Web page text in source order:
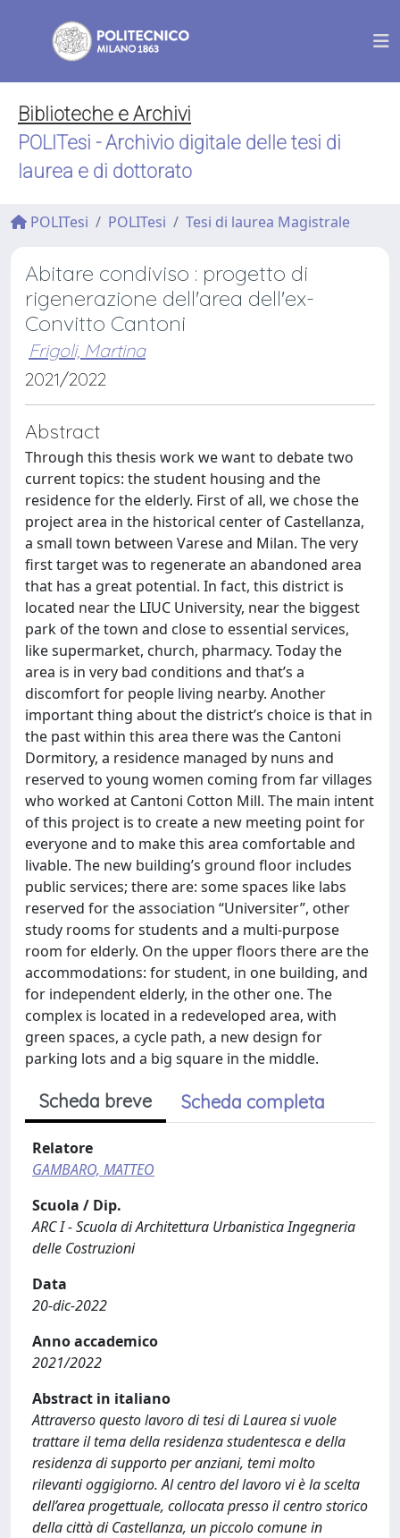
Biblioteche e Archivi
POLITesi - Archivio digitale delle tesi di
laurea e di dottorato
POLITesi POLITesi Tesi di laurea Magistrale
Abitare condiviso : progetto di
rigenerazione dell'area dell'ex-
Convitto Cantoni
Frigoli, Martina
2021/2022
Abstract
Through this thesis work we want to debate two
current topics: the student housing and the
residence for the elderly. First of all, we chose the
project area in the historical center of Castellanza,
a small town between Varese and Milan. The very
first target was to regenerate an abandoned area
that has a great potential. In fact, this district is
located near the LIUC University, near the biggest
park of the town and close to essential services,
like supermarket, church, pharmacy. Today the
area is in very bad conditions and that’s a
discomfort for people living nearby. Another
important thing about the district’s choice is that in
the past within this area there was the Cantoni
Dormitory, a residence managed by nuns and
reserved to young women coming from far villages
who worked at Cantoni Cotton Mill. The main intent
of this project is to create a new meeting point for
everyone and to make this area comfortable and
livable. The new building’s ground floor includes
public services; there are: some spaces like labs
reserved for the association “Universiter”, other
study rooms for students and a multi-purpose
room for elderly. On the upper floors there are the
accommodations: for student, in one building, and
for independent elderly, in the other one. The
complex is located in a redeveloped area, with
green spaces, a cycle path, a new design for
parking lots and a big square in the middle.
Scheda breve Scheda completa
Relatore
GAMBARO, MATTEO
Scuola / Dip.
ARC I - Scuola di Architettura Urbanistica Ingegneria
delle Costruzioni
Data
20-dic-2022
Anno accademico
2021/2022
Abstract in italiano
Attraverso questo lavoro di tesi di Laurea si vuole
trattare il tema della residenza studentesca e della
residenza di supporto per anziani, temi molto
rilevanti oggigiorno. Al centro del lavoro vi è la scelta
dell’area progettuale, collocata presso il centro storico
della città di Castellanza, un piccolo comune in